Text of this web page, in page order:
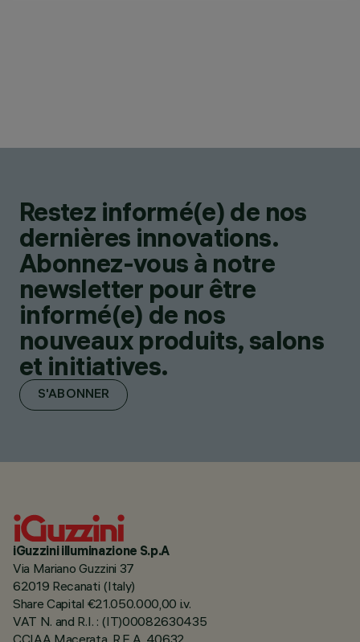
Restez informé(e) de nos
dernières innovations.
Abonnez-vous à notre
newsletter pour être
informé(e) de nos
nouveaux produits, salons
et initiatives.
S'ABONNER
iGuzzini illuminazione S.p.A
Via Mariano Guzzini 37
62019 Recanati (Italy)
Share Capital €21.050.000,00 i.v.
VAT N. and R.I. : (IT)00082630435
CCIAA Macerata, R.E.A. 40632